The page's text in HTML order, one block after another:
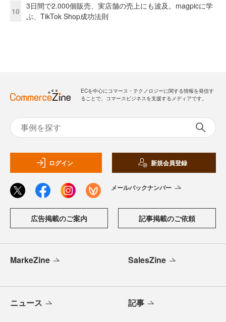
10
3日間で2.000個販売、実店舗の売上にも波及。magpicに学
ぶ、TikTok Shop成功法則
ECを中心にコマース・テクノロジーに関する情報を発信す
ることで、コマースビジネスを支援するメディアです。
ログイン 新規会員登録
メールバックナンバー
広告掲載のご案内 記事掲載のご依頼
MarkeZine SalesZine
ニュース 記事